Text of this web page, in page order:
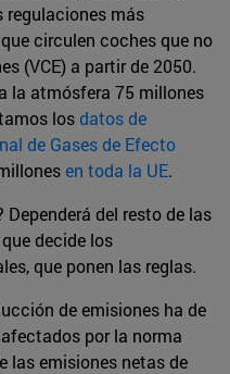
regulaciones más
circulen coches que no
(VCE) a partir de 2050.
la atmósfera 75 millones
losdatos de
de Gases de Efecto
en toda la UE.
del resto de las
decide los
que ponen las reglas.
de emisiones ha de
por la norma
las emisiones netas de